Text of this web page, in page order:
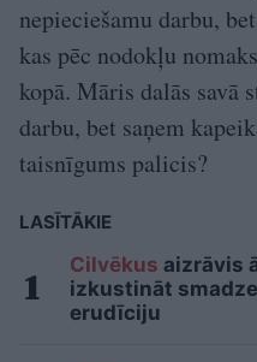
nepieciešamu darbu,
kas pēc nodokļu
kopā. Māris dalās savā
darbu, bet saņem
taisnīgums palicis?
LASĪTĀKIE
Cilvēkus aizrāvis
izkustināt
erudīciju